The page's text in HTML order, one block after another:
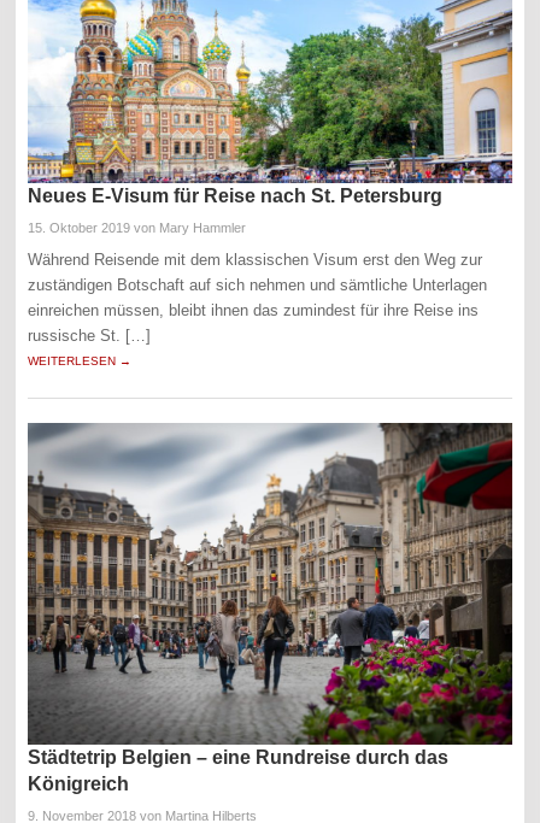
Neues E-Visum für Reise nach St. Petersburg
15. Oktober 2019 von Mary Hammler
Während Reisende mit dem klassischen Visum erst den Weg zur
zuständigen Botschaft auf sich nehmen und sämtliche Unterlagen
einreichen müssen, bleibt ihnen das zumindest für ihre Reise ins
russische St. […]
WEITERLESEN →
Städtetrip Belgien – eine Rundreise durch das
Königreich
9. November 2018 von Martina Hilberts